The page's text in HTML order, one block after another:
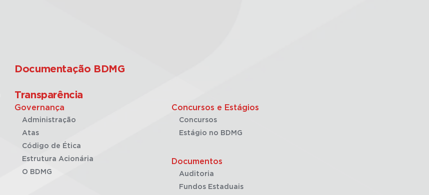
Documentação BDMG
Transparência
Governança
Administração
Atas
Código de Ética
Estrutura Acionária
O BDMG
Concursos e Estágios
Concursos
Estágio no BDMG
Documentos
Auditoria
Fundos Estaduais